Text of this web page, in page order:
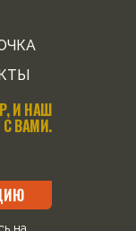
И НАШ
ВАМИ.
на